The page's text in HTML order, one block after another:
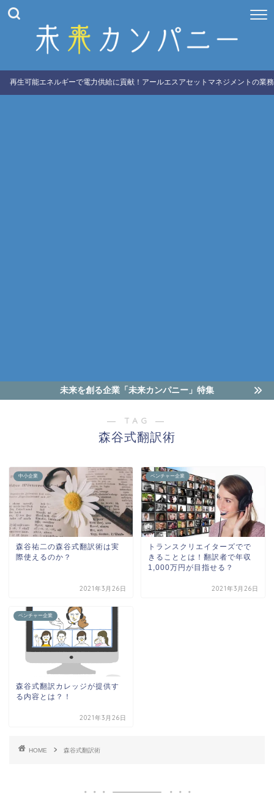
再生可能エネルギーで電力供給に貢献！アールエスアセットマネジメントの業
未来を創る企業「未来カンパニー」特集
― TAG ―
森谷式翻訳術
中小企業
森谷祐二の森谷式翻訳術は実
際使えるのか？
2021年3月26日
ベンチャー企業
トランスクリエイターズでで
きることとは！翻訳者で年収
1,000万円が目指せる？
2021年3月26日
ベンチャー企業
森谷式翻訳カレッジが提供す
る内容とは？！
2021年3月26日
HOME 森谷式翻訳術